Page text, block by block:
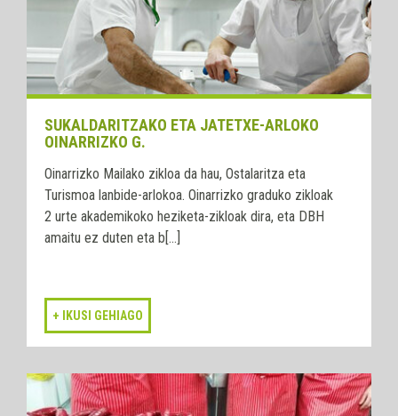
SUKALDARITZAKO ETA JATETXE-ARLOKO
OINARRIZKO G.
Oinarrizko Mailako zikloa da hau, Ostalaritza eta
Turismoa lanbide-arlokoa. Oinarrizko graduko zikloak
2 urte akademikoko heziketa-zikloak dira, eta DBH
amaitu ez duten eta b[...]